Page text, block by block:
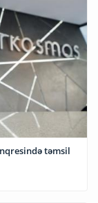
təmsil